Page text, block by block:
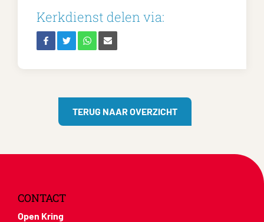
Kerkdienst delen via:
TERUG NAAR OVERZICHT
CONTACT
Open Kring